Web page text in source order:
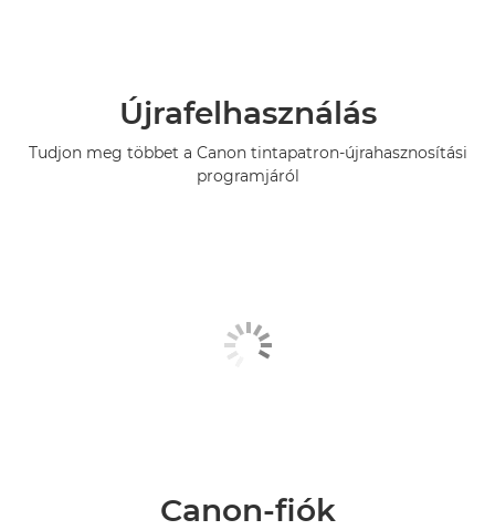
Újrafelhasználás
Tudjon meg többet a Canon tintapatron-újrahasznosítási
programjáról
Canon-fiók